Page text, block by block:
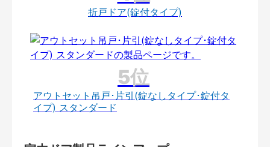
折戸ドア(錠付タイプ)
アウトセット吊戸･片引(錠なしタイプ･錠付タ
イプ) スタンダード